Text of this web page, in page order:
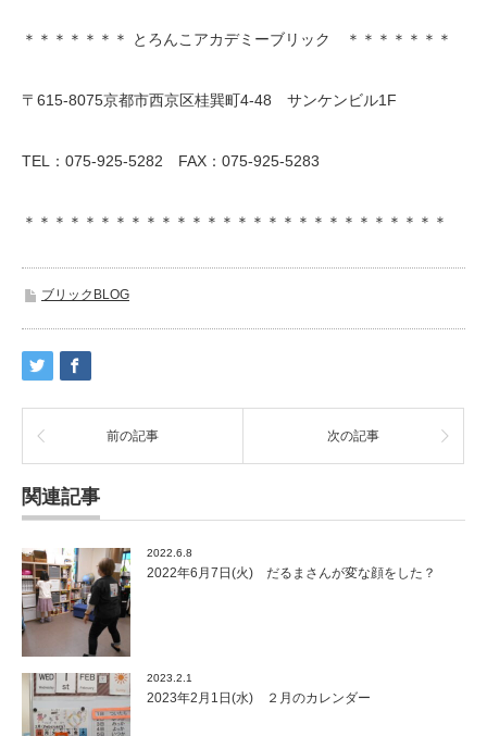
＊＊＊＊＊＊＊ とろんこアカデミーブリック ＊＊＊＊＊＊＊
〒615-8075京都市西京区桂巽町4-48 サンケンビル1F
TEL：075-925-5282 FAX：075-925-5283
＊＊＊＊＊＊＊＊＊＊＊＊＊＊＊＊＊＊＊＊＊＊＊＊＊＊＊＊
ブリックBLOG
前の記事 次の記事
関連記事
2022.6.8
2022年6月7日(火) だるまさんが変な顔をした？
2023.2.1
2023年2月1日(水) ２月のカレンダー